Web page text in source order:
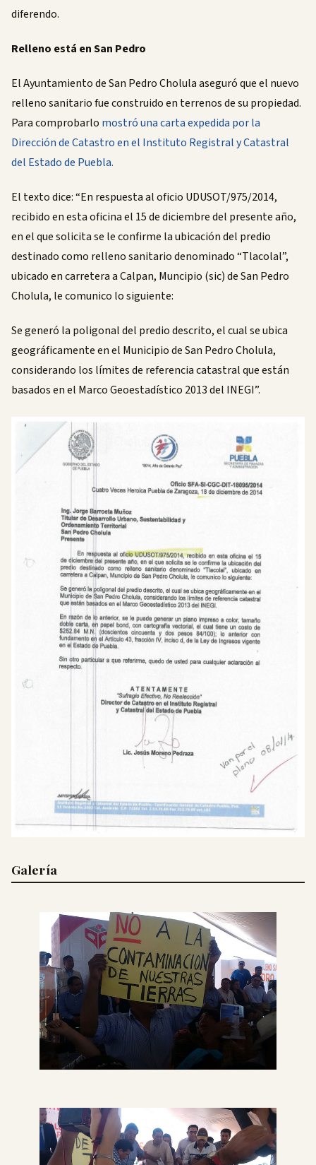
diferendo.
Relleno está en San Pedro
El Ayuntamiento de San Pedro Cholula aseguró que el nuevo
relleno sanitario fue construido en terrenos de su propiedad.
Para comprobarlo mostró una carta expedida por la
Dirección de Catastro en el Instituto Registral y Catastral
del Estado de Puebla.
El texto dice: “En respuesta al oficio UDUSOT/975/2014,
recibido en esta oficina el 15 de diciembre del presente año,
en el que solicita se le confirme la ubicación del predio
destinado como relleno sanitario denominado “Tlacolal”,
ubicado en carretera a Calpan, Muncipio (sic) de San Pedro
Cholula, le comunico lo siguiente:
Se generó la poligonal del predio descrito, el cual se ubica
geográficamente en el Municipio de San Pedro Cholula,
considerando los límites de referencia catastral que están
basados en el Marco Geoestadístico 2013 del INEGI”.
Galería